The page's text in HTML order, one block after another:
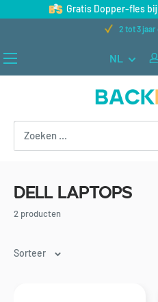
Gratis Dopper-fles
2 tot 3
Back
in
NL
Dell laptops
2 producten
Sorteer